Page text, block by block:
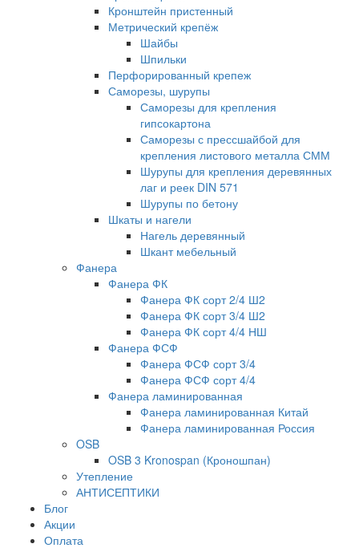
Кронштейн пристенный
Метрический крепёж
Шайбы
Шпильки
Перфорированный крепеж
Саморезы, шурупы
Саморезы для крепления
гипсокартона
Саморезы с прессшайбой для
крепления листового металла СММ
Шурупы для крепления деревянных
лаг и реек DIN 571
Шурупы по бетону
Шкаты и нагели
Нагель деревянный
Шкант мебельный
Фанера
Фанера ФК
Фанера ФК сорт 2/4 Ш2
Фанера ФК сорт 3/4 Ш2
Фанера ФК сорт 4/4 НШ
Фанера ФСФ
Фанера ФСФ сорт 3/4
Фанера ФСФ сорт 4/4
Фанера ламинированная
Фанера ламинированная Китай
Фанера ламинированная Россия
OSB
OSB 3 Kronospan (Кроношпан)
Утепление
АНТИСЕПТИКИ
Блог
Акции
Оплата